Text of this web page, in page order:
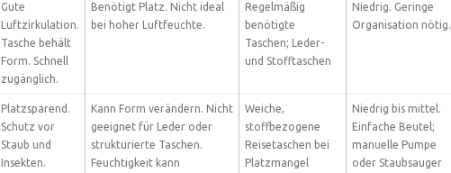
Gute
Luftzirkulation.
Tasche behält
Form. Schnell
zugänglich.
Benötigt Platz. Nicht ideal
bei hoher Luftfeuchte.
Regelmäßig
benötigte
Taschen; Leder-
und Stofftaschen
Niedrig. Geringe
Organisation nötig.
Platzsparend.
Schutz vor
Staub und
Insekten.
Kann Form verändern. Nicht
geeignet für Leder oder
strukturierte Taschen.
Feuchtigkeit kann
Weiche,
stoffbezogene
Reisetaschen bei
Platzmangel
Niedrig bis mittel.
Einfache Beutel;
manuelle Pumpe
oder Staubsauger